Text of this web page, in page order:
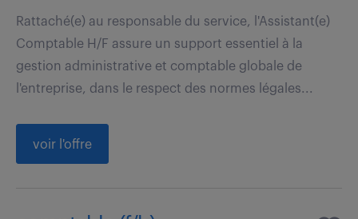
Rattaché(e) au responsable du service, l'Assistant(e)
Comptable H/F assure un support essentiel à la
gestion administrative et comptable globale de
l'entreprise, dans le respect des normes légales...
voir l'offre